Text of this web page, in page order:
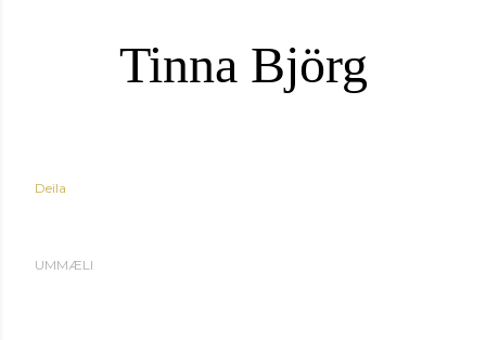
Tinna Björg
Deila
UMMÆLI